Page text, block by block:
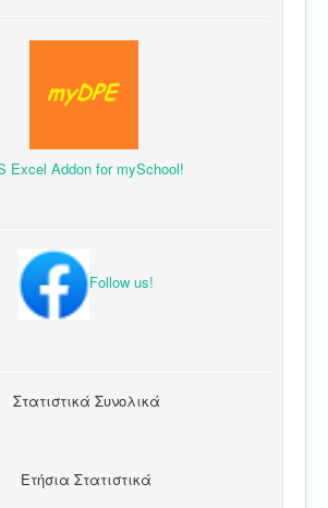
Excel Addon for mySchool!
Follow us!
Στατιστικά Συνολικά
Ετήσια Στατιστικά